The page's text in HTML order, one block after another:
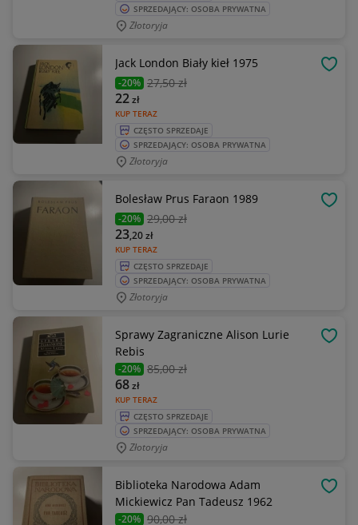
SPRZEDAJĄCY: OSOBA PRYWATNA
Złotoryja
Jack London Biały kieł 1975
-20% 27,50 zł
KUP TERAZ
22zł
CZĘSTO SPRZEDAJE
SPRZEDAJĄCY: OSOBA PRYWATNA
Złotoryja
Bolesław Prus Faraon 1989
-20% 29,00 zł
KUP TERAZ
23,20zł
CZĘSTO SPRZEDAJE
SPRZEDAJĄCY: OSOBA PRYWATNA
Złotoryja
Sprawy Zagraniczne Alison Lurie
Rebis
-20% 85,00 zł
KUP TERAZ
68zł
CZĘSTO SPRZEDAJE
SPRZEDAJĄCY: OSOBA PRYWATNA
Złotoryja
Biblioteka Narodowa Adam
Mickiewicz Pan Tadeusz 1962
-20% 90,00 zł